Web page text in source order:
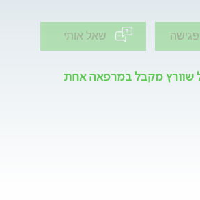
שאל אותי
שוורץ מקבל במרפאה אחת